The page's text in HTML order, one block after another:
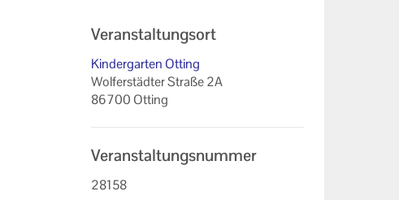
Veranstaltungsort
Kindergarten Otting
Wolferstädter Straße 2A
86700 Otting
Veranstaltungsnummer
28158